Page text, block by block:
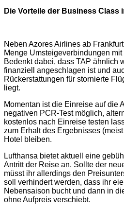
Die Vorteile der Business Class
Neben Azores Airlines ab
Menge Umsteigeverbindungen
Bedenkt dabei, dass TAP ähnlich
finanziell angeschlagen ist und
Rückerstattungen für stornierte
liegt.
Momentan ist die Einreise auf die
negativen PCR-Test möglich,
kostenlos nach Einreise testen
zum Erhalt des Ergebnisses
Hotel bleiben.
Lufthansa bietet aktuell eine
Antritt der Reise an. Sollte der
müsst ihr allerdings den
soll verhindert werden, dass ihr
Nebensaison bucht und dann in
ohne Aufpreis verschiebt.